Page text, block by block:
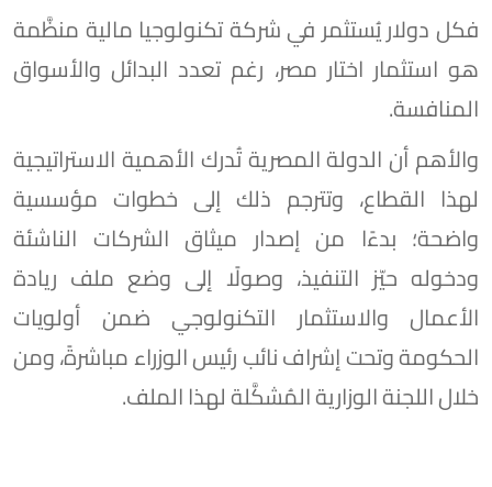
فكل دولار يُستثمر في شركة تكنولوجيا مالية منظَّمة
هو استثمار اختار مصر، رغم تعدد البدائل والأسواق
المنافسة.
والأهم أن الدولة المصرية تُدرك الأهمية الاستراتيجية
لهذا القطاع، وتترجم ذلك إلى خطوات مؤسسية
واضحة؛ بدءًا من إصدار ميثاق الشركات الناشئة
ودخوله حيّز التنفيذ، وصولًا إلى وضع ملف ريادة
الأعمال والاستثمار التكنولوجي ضمن أولويات
الحكومة وتحت إشراف نائب رئيس الوزراء مباشرةً، ومن
خلال اللجنة الوزارية المُشكَّلة لهذا الملف.